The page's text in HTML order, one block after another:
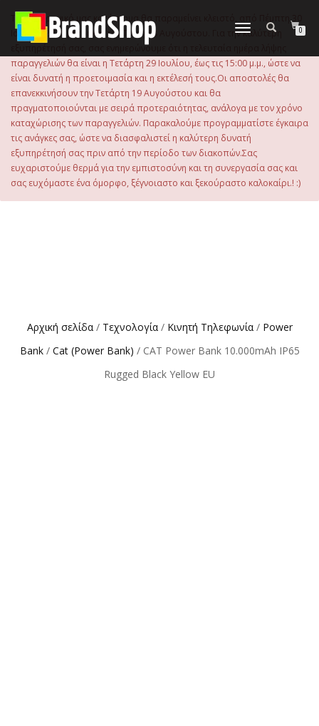
περιεχόμενο
Εναλλαγή
0
Το ηλεκτρονικό μας κατάστημα θα παραμείνει κλειστό, από Πέμπτη 30
Ιουλίου 2026 μέχρι και την Τρίτη 18 Αυγούστου. Για την καλύτερη
εξυπηρέτησή σας, σας ενημερώνουμε ότι η τελευταία ημέρα λήψης
παραγγελιών θα είναι η Τετάρτη 29 Ιουλίου, έως τις 15:00 μ.μ., ώστε να
είναι δυνατή η προετοιμασία και η εκτέλεσή τους.Οι αποστολές θα
επανεκκινήσουν την Τετάρτη 19 Αυγούστου και θα
πραγματοποιούνται με σειρά προτεραιότητας, ανάλογα με τον χρόνο
καταχώρισης των παραγγελιών. Παρακαλούμε προγραμματίστε έγκαιρα
τις ανάγκες σας, ώστε να διασφαλιστεί η καλύτερη δυνατή
εξυπηρέτησή σας πριν από την περίοδο των διακοπών.Σας
ευχαριστούμε θερμά για την εμπιστοσύνη και τη συνεργασία σας και
σας ευχόμαστε ένα όμορφο, ξέγνοιαστο και ξεκούραστο καλοκαίρι.! :)
Αρχική σελίδα/ Τεχνολογία/ Κινητή Τηλεφωνία/ Power
Bank/ Cat (Power Bank) / CAT Power Bank 10.000mAh IP65
Rugged Black Yellow EU